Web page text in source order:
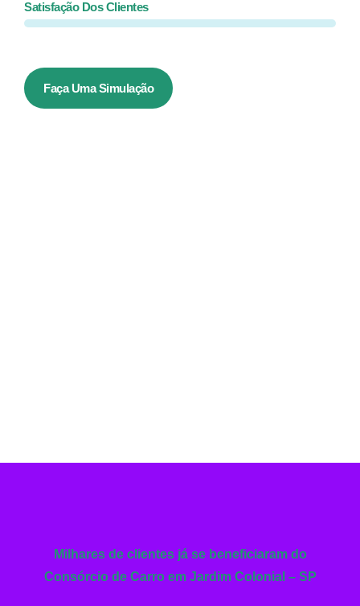
Satisfação Dos Clientes
Faça Uma Simulação
Milhares de clientes já se beneficiaram do
Consórcio de Carro em Jardim Colonial – SP